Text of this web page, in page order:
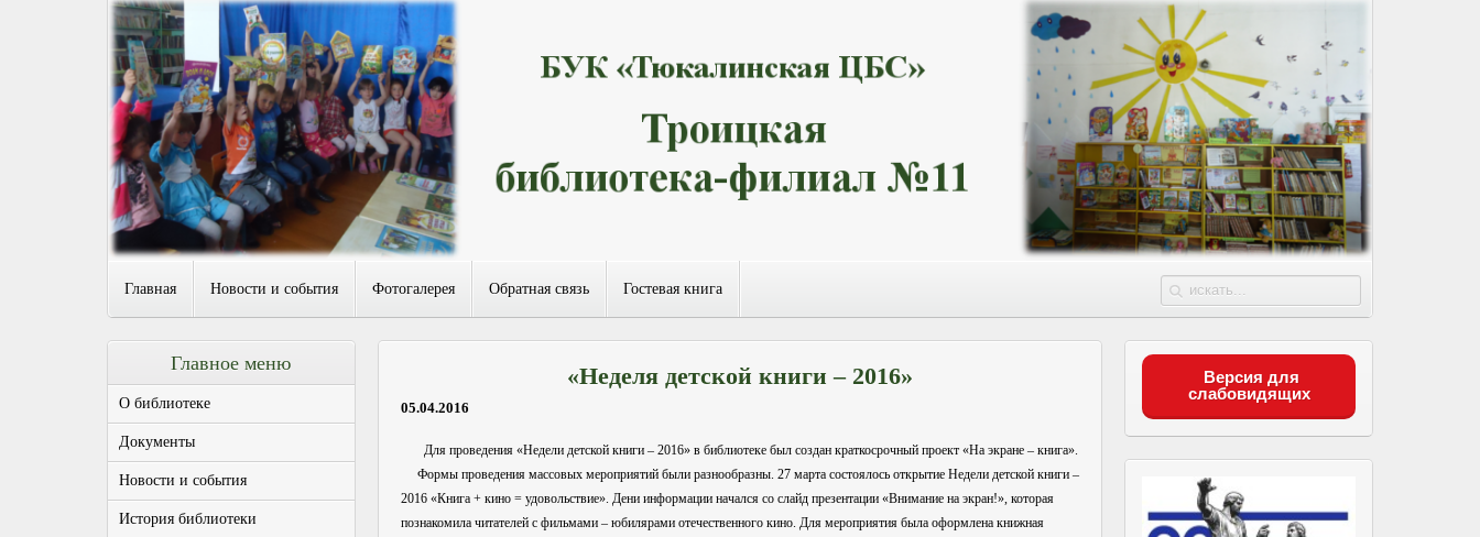
Главная Новости и события Фотогалерея Обратная связь Гостевая книга
«Неделя детской книги – 2016»
05.04.2016
Для проведения «Недели детской книги – 2016» в библиотеке был создан краткосрочный проект «На экране – книга».
Формы проведения массовых мероприятий были разнообразны. 27 марта состоялось открытие Недели детской книги –
2016 «Книга + кино = удовольствие». Дени информации начался со слайд презентации «Внимание на экран!», которая
познакомила читателей с фильмами – юбилярами отечественного кино. Для мероприятия была оформлена книжная
Главное меню
О библиотеке
Документы
Новости и события
История библиотеки
Версия для
слабовидящих